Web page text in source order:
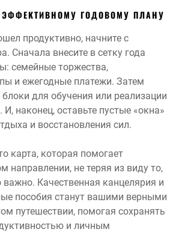
ГОДОВОМУ ПЛАНУ
продуктивно, начните с
Сначала внесите в сетку года
семейные торжества,
и ежегодные платежи. Затем
для обучения или реализации
наконец, оставьте пустые «окна»
и восстановления сил.
карта, которая помогает
направлении, не теряя из виду то,
важно. Качественная канцелярия и
пособия станут вашими верными
путешествии, помогая сохранять
и личным